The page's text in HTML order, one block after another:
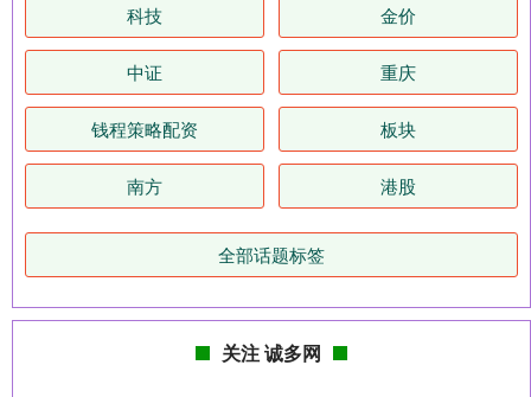
科技 金价
中证 重庆
钱程策略配资 板块
南方 港股
全部话题标签
关注 诚多网